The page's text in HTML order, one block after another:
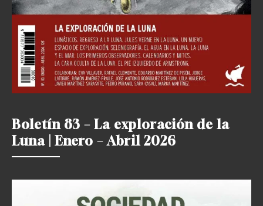
Boletín 83 – La exploración de la
Luna | Enero – Abril 2026